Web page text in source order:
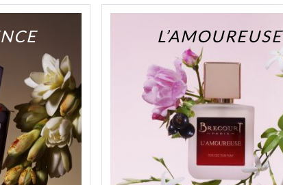
L’AMOUREUSE